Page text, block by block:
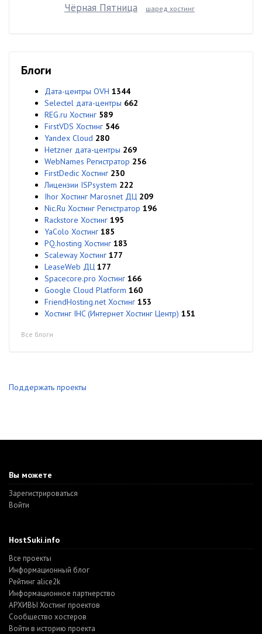
Чёрная Пятница
шаред хостинг
Блоги
Дата-центры OVH 1344
Selectel дата-центры 662
REG.ru Хостинг 589
FirstVDS Хостинг 546
Yandex Cloud 280
Hetzner дата-центры 269
WebNames Регистратор 256
FirstDedic Хостинг 230
Лицензии ISPsystem 222
Ihor Хостинг Marosnet ДЦ 209
Nic.Ru Хостинг Регистратор 196
Rackstore Хостинг 195
YaColo Хостинг 185
PQ.hosting Хостинг 183
Scaleway Хостинг 177
LeaseWeb ДЦ 177
Spacecore.pro Хостинг 166
Google Cloud Platform 160
FriendHosting.net Хостинг 153
Хостинг IHC (Интернет Хостинг Центр) 151
Все блоги
Поддержать проекты
Вы можете
Зарегистрироваться
Войти
HostSuki.info
Все проекты
Информационный блог
Рейтинг alice2k
Информационное партнерство
АРХИВЫ Хостинг проектов
Cообщество хостеров
Войти в историю проекта